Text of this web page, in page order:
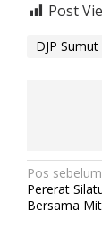
Post
DJP Sumut
N
a
Pos
Pererat
Bersama